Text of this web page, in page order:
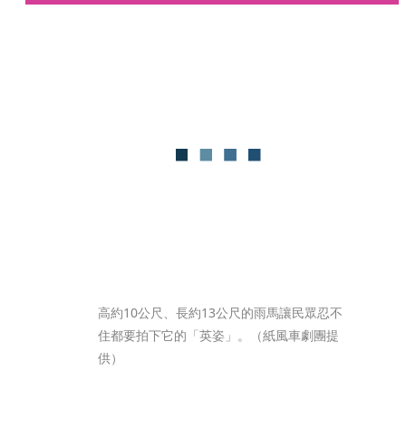
高約10公尺、長約13公尺的雨馬讓民眾忍不
住都要拍下它的「英姿」。（紙風車劇團提
供）